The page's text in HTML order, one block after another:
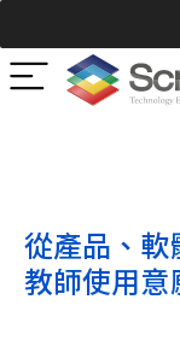
從產品、
教師使用意